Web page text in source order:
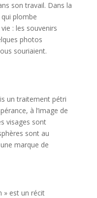
son travail. Dans la
plombe
: les souvenirs
photos
souriaient.
un traitement pétri
à l’image de
visages sont
sont au
marque de
» est un récit